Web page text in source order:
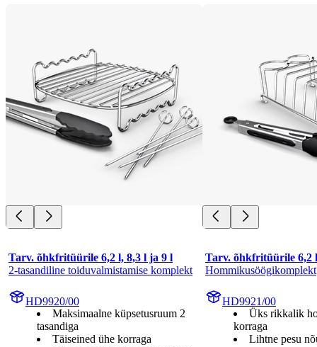
Tarv. õhkfritüürile 6,2 l, 8,3 l ja 9 l
2-tasandiline toiduvalmistamise komplekt
HD9920/00
Maksimaalne küpsetusruum 2
tasandiga
Täiseined ühe korraga
Tarv. õhkfritüürile 6,2
Hommikusöögikomplekt
HD9921/00
Üks rikkalik
korraga
Lihtne pesu